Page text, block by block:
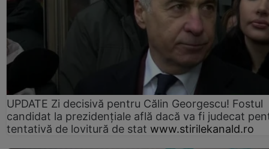
UPDATE Zi decisivă pentru Călin Georgescu! Fostul
candidat la prezidențiale află dacă va fi judecat
tentativă de lovitură de stat www.stirilekanald.ro